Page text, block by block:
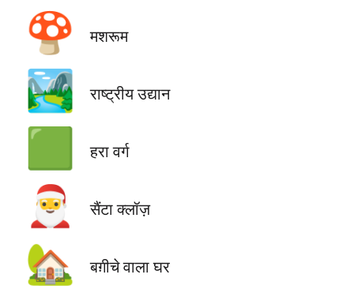
🍄 मशरूम
🏞️ राष्ट्रीय उद्यान
🟩 हरा वर्ग
🎅 सैंटा क्लॉज़
🏡 बग़ीचे वाला घर